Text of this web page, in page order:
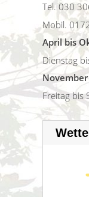
Tel. 030
Mobil.
April bis
Dienstag
Freitag bis